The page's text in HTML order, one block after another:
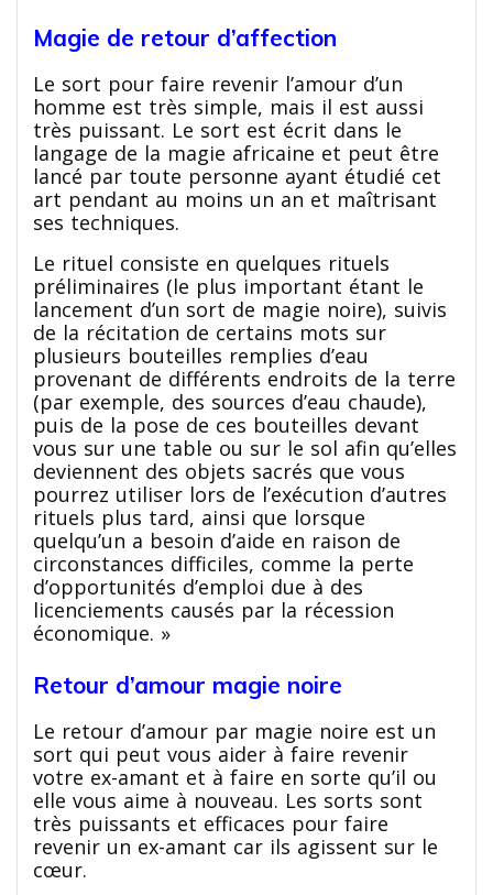
Magie de retour d’affection
Le sort pour faire revenir l’amour d’un
homme est très simple, mais il est aussi
très puissant. Le sort est écrit dans le
langage de la magie africaine et peut être
lancé par toute personne ayant étudié cet
art pendant au moins un an et maîtrisant
ses techniques.
Le rituel consiste en quelques rituels
préliminaires (le plus important étant le
lancement d’un sort de magie noire), suivis
de la récitation de certains mots sur
plusieurs bouteilles remplies d’eau
provenant de différents endroits de la terre
(par exemple, des sources d’eau chaude),
puis de la pose de ces bouteilles devant
vous sur une table ou sur le sol afin qu’elles
deviennent des objets sacrés que vous
pourrez utiliser lors de l’exécution d’autres
rituels plus tard, ainsi que lorsque
quelqu’un a besoin d’aide en raison de
circonstances difficiles, comme la perte
d’opportunités d’emploi due à des
licenciements causés par la récession
économique. »
Retour d’amour magie noire
Le retour d’amour par magie noire est un
sort qui peut vous aider à faire revenir
votre ex-amant et à faire en sorte qu’il ou
elle vous aime à nouveau. Les sorts sont
très puissants et efficaces pour faire
revenir un ex-amant car ils agissent sur le
cœur.